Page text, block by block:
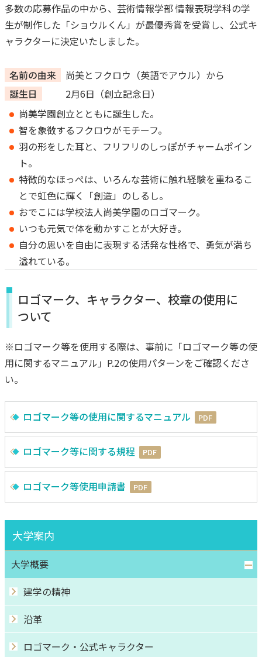
多数の応募作品の中から、芸術情報学部 情報表現学科の学
生が制作した「ショウルくん」が最優秀賞を受賞し、公式キ
ャラクターに決定いたしました。
名前の由来
尚美とフクロウ（英語でアウル）から
誕生日
2月6日（創立記念日）
尚美学園創立とともに誕生した。
智を象徴するフクロウがモチーフ。
羽の形をした耳と、フリフリのしっぽがチャームポイン
ト。
特徴的なほっぺは、いろんな芸術に触れ経験を重ねるこ
とで虹色に輝く「創造」のしるし。
おでこには学校法人尚美学園のロゴマーク。
いつも元気で体を動かすことが大好き。
自分の思いを自由に表現する活発な性格で、勇気が満ち
溢れている。
ロゴマーク、キャラクター、校章の使用に
ついて
※ロゴマーク等を使用する際は、事前に「ロゴマーク等の使
用に関するマニュアル」P.2の使用パターンをご確認くださ
い。
ロゴマーク等の使用に関するマニュアル PDF
ロゴマーク等に関する規程 PDF
ロゴマーク等使用申請書 PDF
大学案内
大学概要
建学の精神
沿革
ロゴマーク・公式キャラクター